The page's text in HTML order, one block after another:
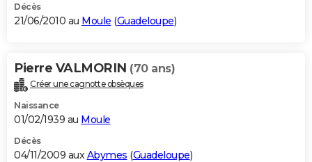
Décès
21/06/2010 au Moule (Guadeloupe)
Pierre VALMORIN (70 ans)
Créer une cagnotte obsèques
Naissance
01/02/1939 au Moule
Décès
04/11/2009 auxAbymes (Guadeloupe)